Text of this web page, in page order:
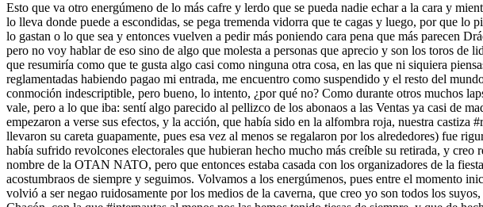
Esto que va otro energúmeno de lo más cafre y lerdo que se pueda nadie echar a la cara y
lo lleva donde puede a escondidas, se pega tremenda vidorra que te cagas y luego, por que lo
lo gastan o lo que sea y entonces vuelven a pedir más poniendo cara pena que más parecen
pero no voy hablar de eso sino de algo que molesta a personas que aprecio y son los toros
que resumiría como que te gusta algo casi como ninguna otra cosa, en las que ni siquiera
reglamentadas habiendo pagao mi entrada, me encuentro como suspendido y el resto del
conmoción indescriptible, pero bueno, lo intento, ¿por qué no? Como durante otros muchos
vale, pero a lo que iba: sentí algo parecido al pellizco de los abonaos a las Ventas ya casi de
empezaron a verse sus efectos, y la acción, que había sido en la alfombra roja, nuestra castiza
llevaron su careta guapamente, pues esa vez al menos se regalaron por los alrededores) fue
había sufrido revolcones electorales que hubieran hecho mucho más creíble su retirada, y
nombre de la OTAN NATO, pero que entonces estaba casada con los organizadores de la
acostumbraos de siempre y seguimos. Volvamos a los energúmenos, pues entre el momento
volvió a ser negao ruidosamente por los medios de la caverna, que creo yo son todos los